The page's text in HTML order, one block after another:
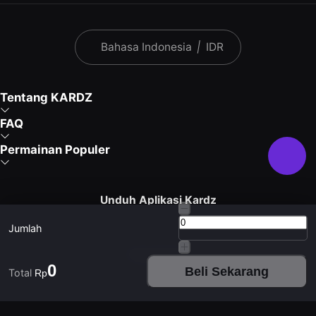
Jumlah
Total Rp0 Beli Sekarang
Bahasa Indonesia | IDR
Tentang KARDZ
FAQ
Permainan Populer
Unduh Aplikasi Kardz
Hubungi Kami
Hari kerja 9:30 - 24:00 Akhir pekan 9:30 - 24:00